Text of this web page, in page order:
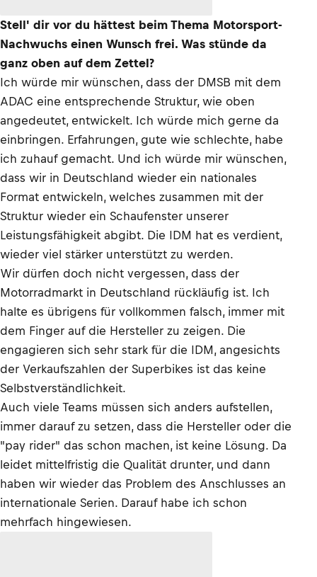
Stell' dir vor du hättest beim Thema Motorsport-
Nachwuchs einen Wunsch frei. Was stünde da
ganz oben auf dem Zettel?
Ich würde mir wünschen, dass der DMSB mit dem
ADAC eine entsprechende Struktur, wie oben
angedeutet, entwickelt. Ich würde mich gerne da
einbringen. Erfahrungen, gute wie schlechte, habe
ich zuhauf gemacht. Und ich würde mir wünschen,
dass wir in Deutschland wieder ein nationales
Format entwickeln, welches zusammen mit der
Struktur wieder ein Schaufenster unserer
Leistungsfähigkeit abgibt. Die IDM hat es verdient,
wieder viel stärker unterstützt zu werden.
Wir dürfen doch nicht vergessen, dass der
Motorradmarkt in Deutschland rückläufig ist. Ich
halte es übrigens für vollkommen falsch, immer mit
dem Finger auf die Hersteller zu zeigen. Die
engagieren sich sehr stark für die IDM, angesichts
der Verkaufszahlen der Superbikes ist das keine
Selbstverständlichkeit.
Auch viele Teams müssen sich anders aufstellen,
immer darauf zu setzen, dass die Hersteller oder die
"pay rider" das schon machen, ist keine Lösung. Da
leidet mittelfristig die Qualität drunter, und dann
haben wir wieder das Problem des Anschlusses an
internationale Serien. Darauf habe ich schon
mehrfach hingewiesen.